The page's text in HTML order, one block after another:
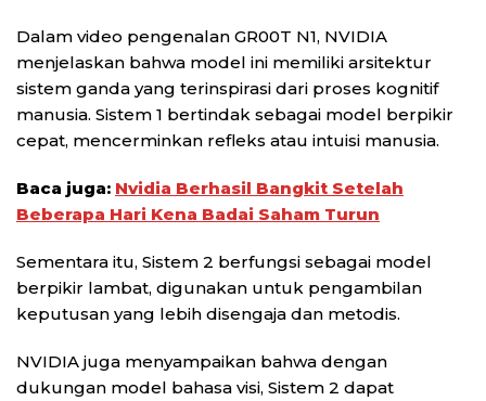
Dalam video pengenalan GR00T N1, NVIDIA
menjelaskan bahwa model ini memiliki arsitektur
sistem ganda yang terinspirasi dari proses kognitif
manusia. Sistem 1 bertindak sebagai model berpikir
cepat, mencerminkan refleks atau intuisi manusia.
Baca juga: Nvidia Berhasil Bangkit Setelah
Beberapa Hari Kena Badai Saham Turun
Sementara itu, Sistem 2 berfungsi sebagai model
berpikir lambat, digunakan untuk pengambilan
keputusan yang lebih disengaja dan metodis.
NVIDIA juga menyampaikan bahwa dengan
dukungan model bahasa visi, Sistem 2 dapat